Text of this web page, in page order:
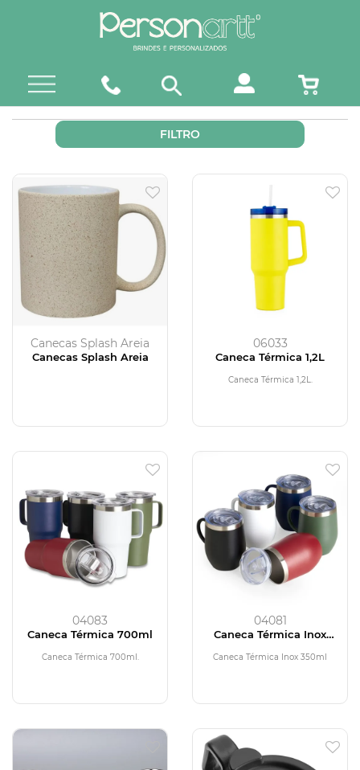
FILTRO
Canecas Splash Areia
Canecas Splash Areia
06033
Caneca Térmica 1,2L
Caneca Térmica 1,2L.
04083
Caneca Térmica 700ml
Caneca Térmica 700ml.
04081
Caneca Térmica Inox
Caneca Térmica Inox 350ml